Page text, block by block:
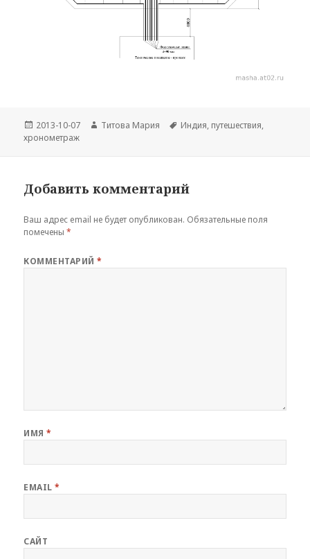
Опубликовано
2013-10-07 Автор
Титова Мария Метки
Индия, путешествия,
хронометраж
Добавить комментарий
Ваш адрес email не будет опубликован. Обязательные поля
помечены*
КОММЕНТАРИЙ*
ИМЯ*
EMAIL*
САЙТ